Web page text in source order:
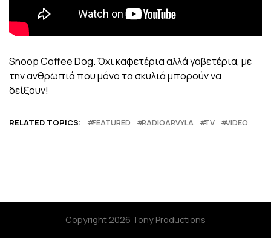
Snoop Coffee Dog. Όχι καφετέρια αλλά γαβετέρια, με
την ανθρωπιά που μόνο τα σκυλιά μπορούν να
δείξουν!
RELATED TOPICS: FEATURED RADIOARVYLA TV VIDEO
Copyright 2026 Tony Productions